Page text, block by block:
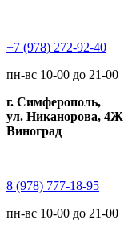
+7 (978) 272-92-40
пн-вс 10-00 до 21-00
г. Симферополь,
ул. Никанорова, 4Ж
Виноград
8 (978) 777-18-95
пн-вс 10-00 до 21-00